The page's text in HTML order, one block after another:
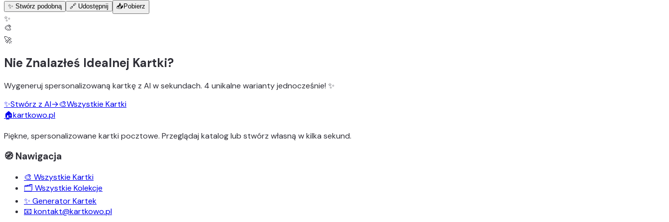
✨ Stwórz podobną 🔗 Udostępnij 📥 Pobierz
✨
🎨
🚀
Nie Znalazłeś Idealnej Kartki?
Wygeneruj spersonalizowaną kartkę z AI w sekundach. 4 unikalne wariantyjednocześnie! ✨
✨Stwórz z AI→🎨Wszystkie Kartki
🏠kartkowo.pl
Piękne, spersonalizowane kartki pocztowe. Przeglądaj katalog lub stwórz własną w kilka sekund.
🧭 Nawigacja
🎨 Wszystkie Kartki
🗂️ Wszystkie Kolekcje
✨ Generator Kartek
📧 kontakt@kartkowo.pl